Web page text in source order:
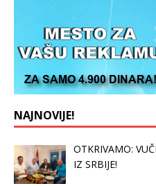
NAJNOVIJE!
OTKRIVAMO:
IZ SRBIJE!